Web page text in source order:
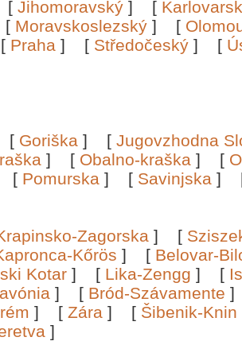
[ Jihomoravský ] [
[ Moravskoslezský ] [
[ Praha ] [ Středočeský ] [
[ Goriška ] [ Jugovzhodna
] [ Obalno-kraška ] [
[ Pomurska ] [ Savinjska ]
Zagorska ] [
Kőrös ] [ Belovar-
Kotar ] [ Lika-Zengg ] [
] [ Bród-Szávamente
] [ Zára ] [ Šibenik-Knin
]